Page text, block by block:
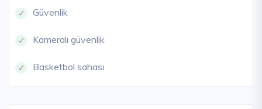
Güvenlik
Kameralı güvenlik
Basketbol sahası